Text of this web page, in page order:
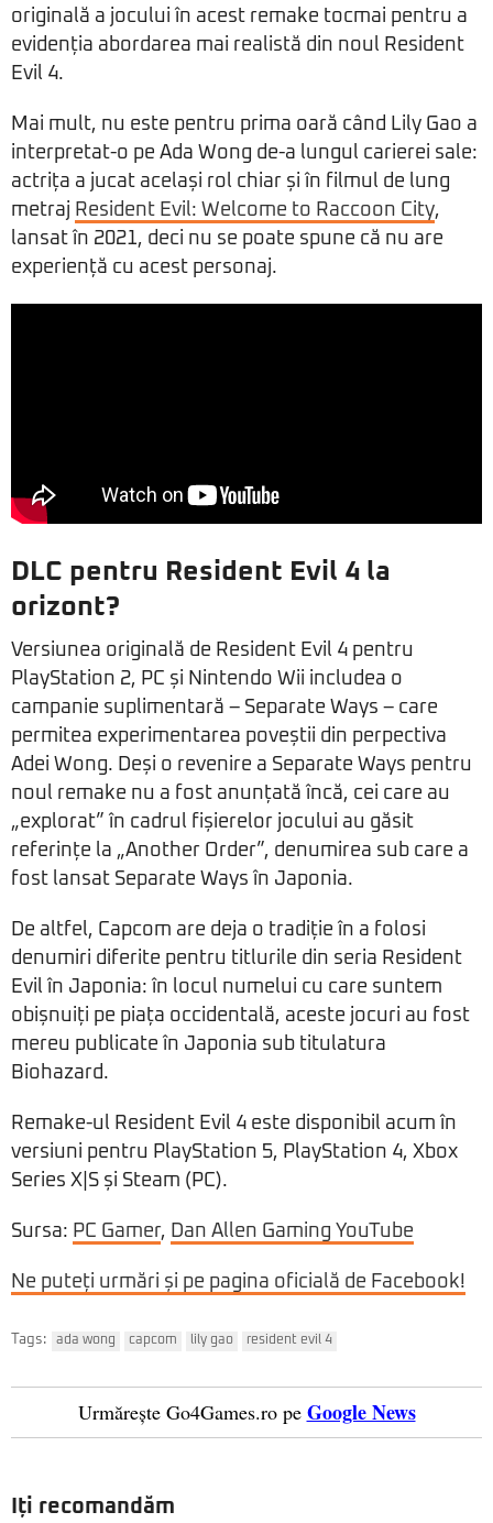
originală a jocului în acest remake tocmai pentru a
evidenția abordarea mai realistă din noul Resident
Evil 4.
Mai mult, nu este pentru prima oară când Lily Gao a
interpretat-o pe Ada Wong de-a lungul carierei sale:
actrița a jucat același rol chiar și în filmul de lung
metraj Resident Evil: Welcome to Raccoon City,
lansat în 2021, deci nu se poate spune că nu are
experiență cu acest personaj.
DLC pentru Resident Evil 4 la
orizont?
Versiunea originală de Resident Evil 4 pentru
PlayStation 2, PC și Nintendo Wii includea o
campanie suplimentară – Separate Ways – care
permitea experimentarea poveștii din perpectiva
Adei Wong. Deși o revenire a Separate Ways pentru
noul remake nu a fost anunțată încă, cei care au
„explorat” în cadrul fișierelor jocului au găsit
referințe la „Another Order”, denumirea sub care a
fost lansat Separate Ways în Japonia.
De altfel, Capcom are deja o tradiție în a folosi
denumiri diferite pentru titlurile din seria Resident
Evil în Japonia: în locul numelui cu care suntem
obișnuiți pe piața occidentală, aceste jocuri au fost
mereu publicate în Japonia sub titulatura
Biohazard.
Remake-ul Resident Evil 4 este disponibil acum în
versiuni pentru PlayStation 5, PlayStation 4, Xbox
Series X|S și Steam (PC).
Sursa: PC Gamer, Dan Allen Gaming YouTube
Ne puteți urmări și pe pagina oficială de Facebook!
Tags: ada wong capcom lily gao resident evil 4
Urmărește Go4Games.ro pe Google News
Iți recomandăm